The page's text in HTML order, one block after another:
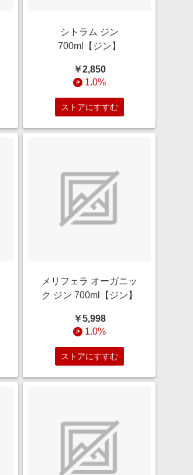
シトラム ジン
700ml【ジン】
￥2,850
1.0%
ストアにすすむ
メリフェラ オーガニッ
ク ジン 700ml【ジン】
￥5,998
1.0%
ストアにすすむ